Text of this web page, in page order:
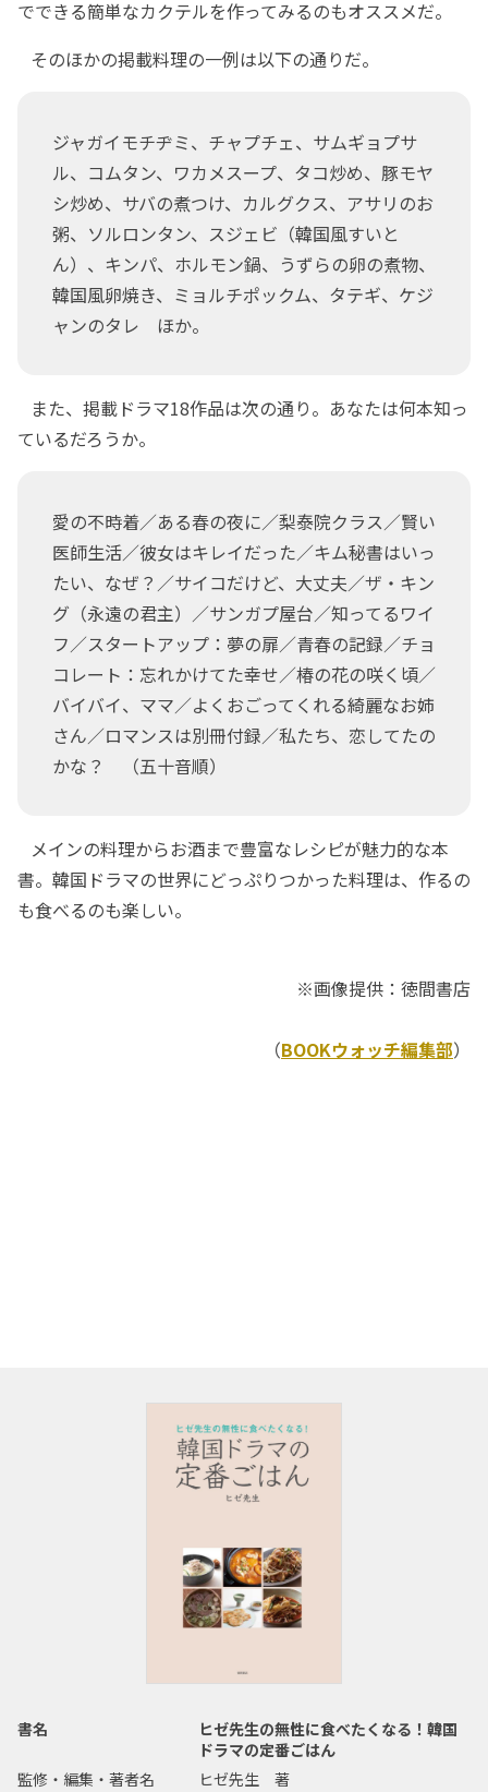
でできる簡単なカクテルを作ってみるのもオススメだ。
そのほかの掲載料理の一例は以下の通りだ。
ジャガイモチヂミ、チャプチェ、サムギョプサ
ル、コムタン、ワカメスープ、タコ炒め、豚モヤ
シ炒め、サバの煮つけ、カルグクス、アサリのお
粥、ソルロンタン、スジェビ（韓国風すいと
ん）、キンパ、ホルモン鍋、うずらの卵の煮物、
韓国風卵焼き、ミョルチポックム、タテギ、ケジ
ャンのタレ ほか。
また、掲載ドラマ18作品は次の通り。あなたは何本知っ
ているだろうか。
愛の不時着／ある春の夜に／梨泰院クラス／賢い
医師生活／彼女はキレイだった／キム秘書はいっ
たい、なぜ？／サイコだけど、大丈夫／ザ・キン
グ（永遠の君主）／サンガプ屋台／知ってるワイ
フ／スタートアップ：夢の扉／青春の記録／チョ
コレート：忘れかけてた幸せ／椿の花の咲く頃／
バイバイ、ママ／よくおごってくれる綺麗なお姉
さん／ロマンスは別冊付録／私たち、恋してたの
かな？ （五十音順）
メインの料理からお酒まで豊富なレシピが魅力的な本
書。韓国ドラマの世界にどっぷりつかった料理は、作るの
も食べるのも楽しい。
※画像提供：徳間書店
（BOOKウォッチ編集部）
書名
ヒゼ先生の無性に食べたくなる！韓国
ドラマの定番ごはん
監修・編集・著者名
ヒゼ先生 著